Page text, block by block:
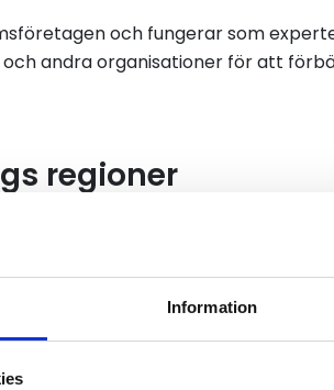
Information
och fungerar som
andra organisationer för att
regioner
Region Väst